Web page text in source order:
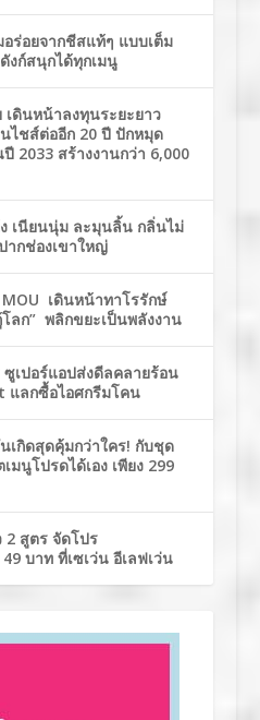
ร่อยจากชีสแท้ๆ แบบเต็ม
งก์สนุกได้ทุกเมนู
ดินหน้าลงทุนระยะยาว
ไชส์ต่ออีก 20 ปี ปักหมุด
2033 สร้างงานกว่า 6,000
เนียนนุ่ม ละมุนลิ้น กลิ่นไม่
ากช่องเขาใหญ่
เดินหน้าทาโรรักษ์
ลก” พลิกขยะเป็นพลังงาน
เปอร์แอปส่งดีลคลายร้อน
แลกซื้อไอศกรีมโคน
กิดสุดคุ้มกว่าใคร! กับชุด
มนูโปรดได้เอง เพียง 299
2 สูตร จัดโปร
บาท ที่เซเว่น อีเลฟเว่น